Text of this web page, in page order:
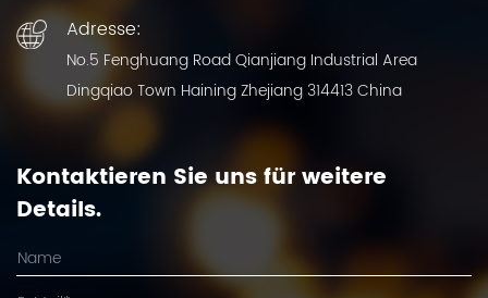
Adresse:
No.5 Fenghuang Road Qianjiang Industrial Area
Dingqiao Town Haining Zhejiang 314413 China
Kontaktieren Sie uns für weitere
Details.